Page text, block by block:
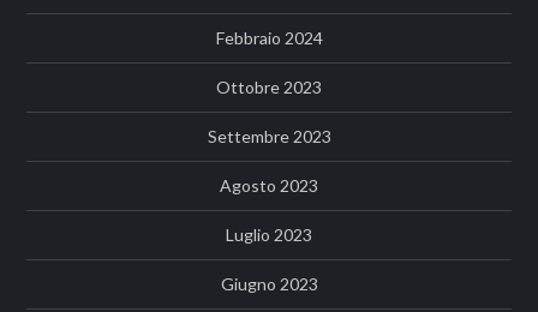
Febbraio 2024
Ottobre 2023
Settembre 2023
Agosto 2023
Luglio 2023
Giugno 2023